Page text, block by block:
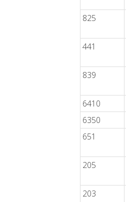
825
441
839
6410
6350
651
205
203